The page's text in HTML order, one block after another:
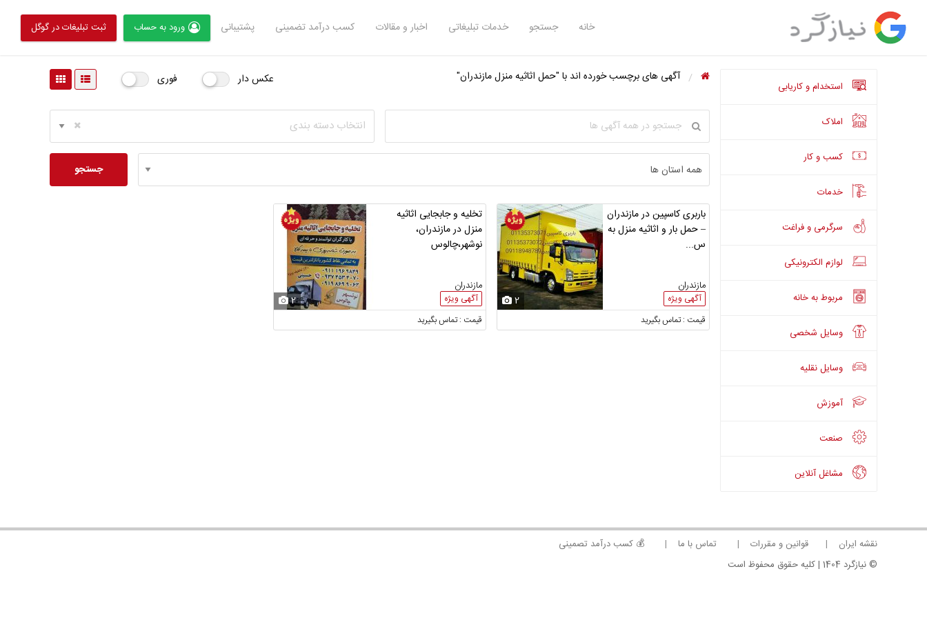
خانه جستجو خدمات تبلیغاتی اخبار و مقالات کسب درآمد تضمینی پشتیبانی ورود به حساب ثبت تبلیغات در گوگل
آگهی های برچسب خورده اند با "حمل اثاثیه منزل مازندران" عکس دار فوری
انتخاب دسته بندی
جستجو
باربری کاسپین در مازندران
– حمل بار و اثاثیه منزل به
س...
مازندران
آگهی ویژه 2
قیمت : تماس بگیرید
تخلیه و جابجایی اثاثیه
منزل در مازندران،
نوشهر،چالوس
مازندران
آگهی ویژه 2
قیمت : تماس بگیرید
استخدام و کاریابی
املاک
کسب و کار
خدمات
سرگرمی و فراغت
لوازم الکترونیکی
مربوط به خانه
وسایل شخصی
وسایل نقلیه
آموزش
صنعت
مشاغل آنلاین
نقشه ایران قوانین و مقررات تماس با ما
💰 کسب درآمد تصمینی
© نیازگرد 1404 | کلیه حقوق محفوظ است